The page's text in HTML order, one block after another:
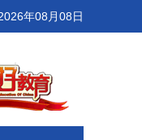
年08月08日